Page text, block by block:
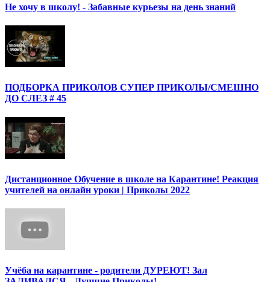
Не хочу в школу! - Забавные курьезы на день знаний
ПОДБОРКА ПРИКОЛОВ СУПЕР ПРИКОЛЫ/СМЕШНО
ДО СЛЕЗ # 45
Дистанционное Обучение в школе на Карантине! Реакция
учителей на онлайн уроки | Приколы 2022
Учёба на карантине - родители ДУРЕЮТ! Зал